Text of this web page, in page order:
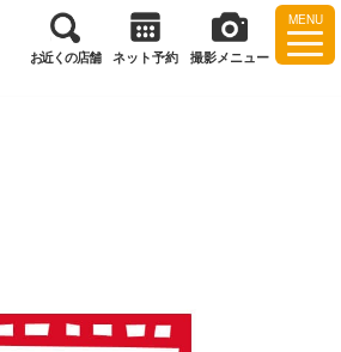
MENU
お近くの店舗 ネット予約 撮影メニュー